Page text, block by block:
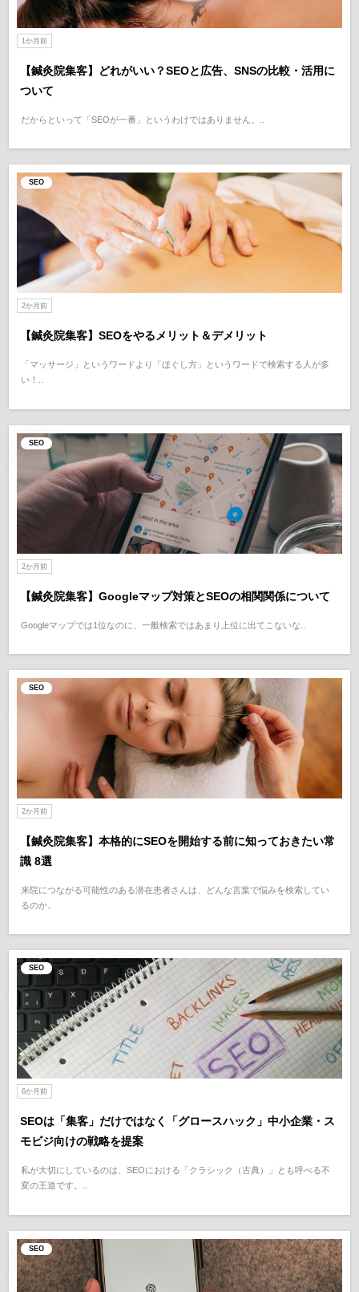
1か月前
【鍼灸院集客】どれがいい？SEOと広告、SNSの比較・活用に
ついて
だからといって「SEOが一番」というわけではありません。..
SEO
2か月前
【鍼灸院集客】SEOをやるメリット＆デメリット
「マッサージ」というワードより「ほぐし方」というワードで検索する人が多
い！..
SEO
2か月前
【鍼灸院集客】Googleマップ対策とSEOの相関関係について
Googleマップでは1位なのに、一般検索ではあまり上位に出てこないな..
SEO
2か月前
【鍼灸院集客】本格的にSEOを開始する前に知っておきたい常
識 8選
来院につながる可能性のある潜在患者さんは、どんな言葉で悩みを検索してい
るのか..
SEO
6か月前
SEOは「集客」だけではなく「グロースハック」中小企業・ス
モビジ向けの戦略を提案
私が大切にしているのは、SEOにおける「クラシック（古典）」とも呼べる不
変の王道です。..
SEO